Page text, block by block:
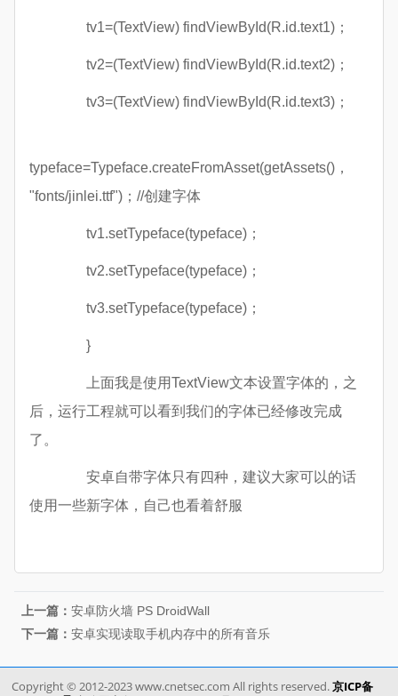
tv1=(TextView) findViewById(R.id.text1)；
tv2=(TextView) findViewById(R.id.text2)；
tv3=(TextView) findViewById(R.id.text3)；
typeface=Typeface.createFromAsset(getAssets()，
"fonts/jinlei.ttf")；//创建字体
tv1.setTypeface(typeface)；
tv2.setTypeface(typeface)；
tv3.setTypeface(typeface)；
}
上面我是使用TextView文本设置字体的，之
后，运行工程就可以看到我们的字体已经修改完成
了。
安卓自带字体只有四种，建议大家可以的话
使用一些新字体，自己也看着舒服
上一篇：安卓防火墙 PS DroidWall
下一篇：安卓实现读取手机内存中的所有音乐
Copyright © 2012-2023 www.cnetsec.com All rights reserved.京ICP备